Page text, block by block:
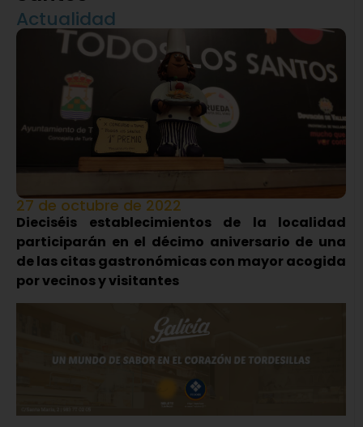
Actualidad
27 de octubre de 2022
Dieciséis establecimientos de la localidad
participarán en el décimo aniversario de una
de las citas gastronómicas con mayor acogida
por vecinos y visitantes